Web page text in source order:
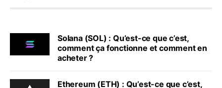
Solana (SOL) : Qu’est-ce que c’est,
comment ça fonctionne et comment en
acheter ?
Ethereum (ETH) : Qu’est-ce que c’est,